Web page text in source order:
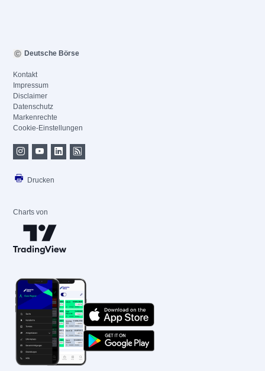
Deutsche Börse
Kontakt
Impressum
Disclaimer
Datenschutz
Markenrechte
Cookie-Einstellungen
Drucken
Charts von